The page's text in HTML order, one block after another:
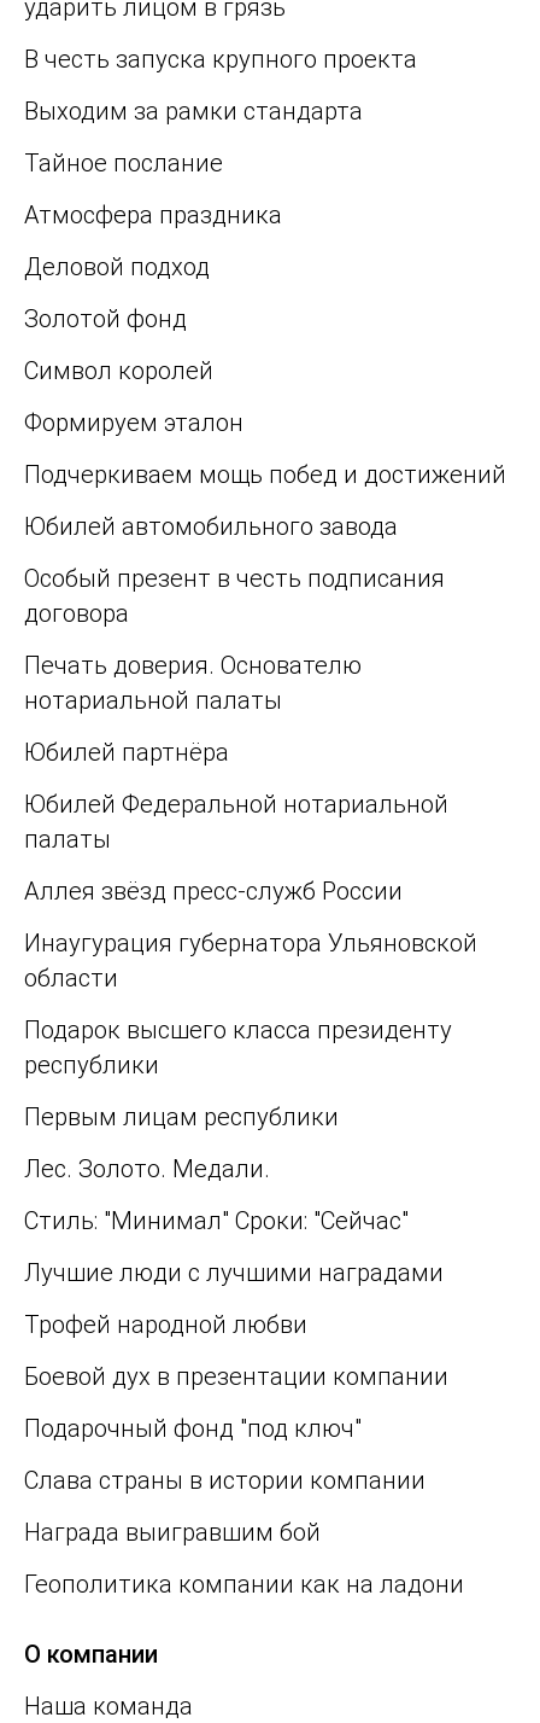
ударить лицом в грязь
В честь запуска крупного проекта
Выходим за рамки стандарта
Тайное послание
Атмосфера праздника
Деловой подход
Золотой фонд
Символ королей
Формируем эталон
Подчеркиваем мощь побед и достижений
Юбилей автомобильного завода
Особый презент в честь подписания
договора
Печать доверия. Основателю
нотариальной палаты
Юбилей партнёра
Юбилей Федеральной нотариальной
палаты
Аллея звёзд пресс-служб России
Инаугурация губернатора Ульяновской
области
Подарок высшего класса президенту
республики
Первым лицам республики
Лес. Золото. Медали.
Стиль: "Минимал" Сроки: "Сейчас"
Лучшие люди с лучшими наградами
Трофей народной любви
Боевой дух в презентации компании
Подарочный фонд "под ключ"
Слава страны в истории компании
Награда выигравшим бой
Геополитика компании как на ладони
О компании
Наша команда